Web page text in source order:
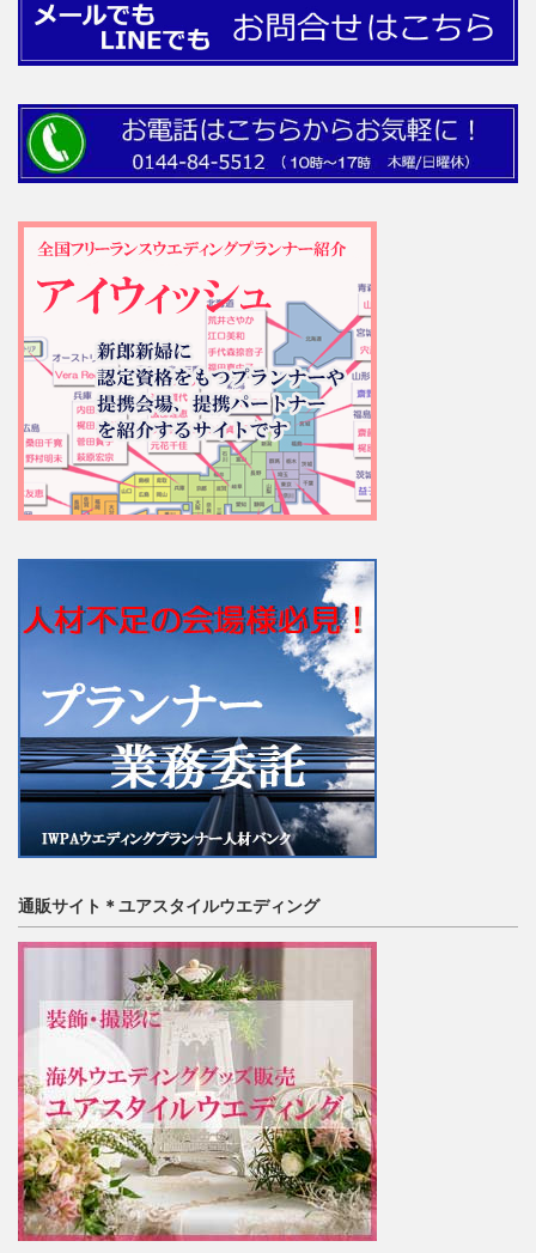
通販サイト＊ユアスタイルウエディング